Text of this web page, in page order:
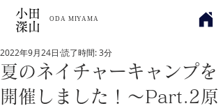
小田
深山
​ODA MIYAMA
夏のネイチャーキャンプを
開催しました！〜Part.2原
2022年9月24日 読了時間: 3分